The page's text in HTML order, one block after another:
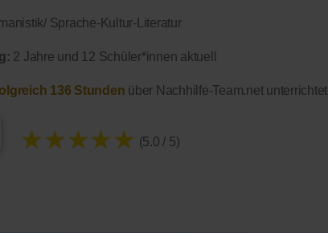
Sprache-Kultur-Literatur
2 Jahre und 12 Schüler*innen aktuell
136 Stunden über Nachhilfe-Team.net unterrichtet
★★★★★ (5.0 / 5)